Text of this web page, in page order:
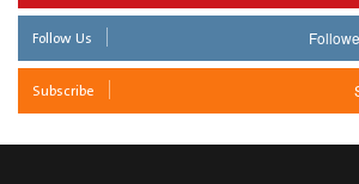
Follow Us
Subscribe